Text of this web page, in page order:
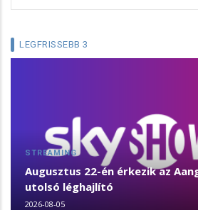
LEGFRISSEBB 3
STREAMING
Augusztus 22-én érkezik az
utolsó léghajlító
2026-08-05